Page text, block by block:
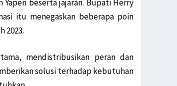
Yapen beserta jajaran. Bupati Herry
itu menegaskan beberapa poin
2023.
mendistribusikan peran dan
solusi terhadap kebutuhan